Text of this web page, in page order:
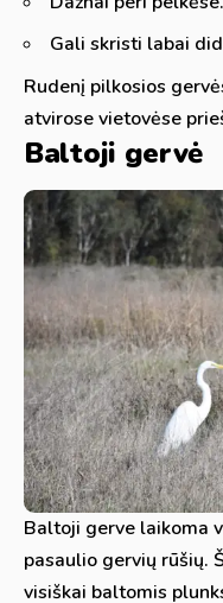
Gali skristi labai
Rudenį pilkosios
atvirose vietovėse
Baltoji gervė
Baltoji gerve laikoma
pasaulio gervių rūšių.
visiškai baltomis